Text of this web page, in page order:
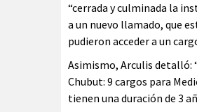
“cerrada y culminada la
a un nuevo llamado, que
pudieron acceder a un
Asimismo, Arculis detalló:
Chubut: 9 cargos para
tienen una duración de 3